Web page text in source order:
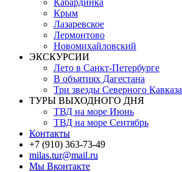
Кабардинка
Крым
Лазаревское
Лермонтово
Новомихайловский
ЭКСКУРСИИ
Лето в Санкт-Петербурге
В объятиях Дагестана
Три звезды Северного Кавказа
ТУРЫ ВЫХОДНОГО ДНЯ
ТВД на море Июнь
ТВД на море Сентябрь
Контакты
+7 (910) 363-73-49
milas.tur@mail.ru
Мы Вконтакте